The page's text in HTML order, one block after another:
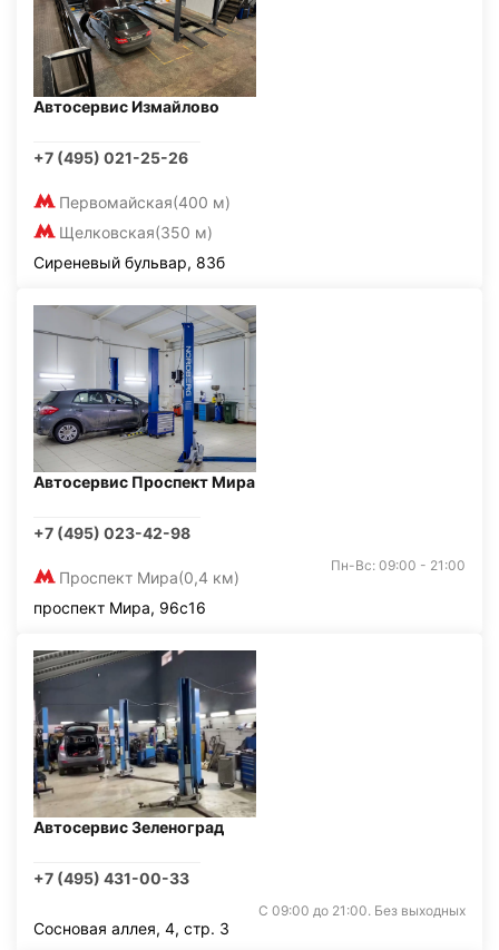
Автосервис Измайлово
+7 (495) 021-25-26
Первомайская(400 м)
Щелковская(350 м)
Сиреневый бульвар, 83б
Автосервис Проспект Мира
+7 (495) 023-42-98
Проспект Мира(0,4 км)
Пн-Вс: 09:00 - 21:00
проспект Мира, 96с16
Автосервис Зеленоград
+7 (495) 431-00-33
С 09:00 до 21:00. Без выходных
Сосновая аллея, 4, стр. 3